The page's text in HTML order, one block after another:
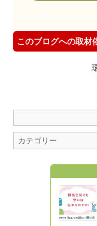
このブログへの取材